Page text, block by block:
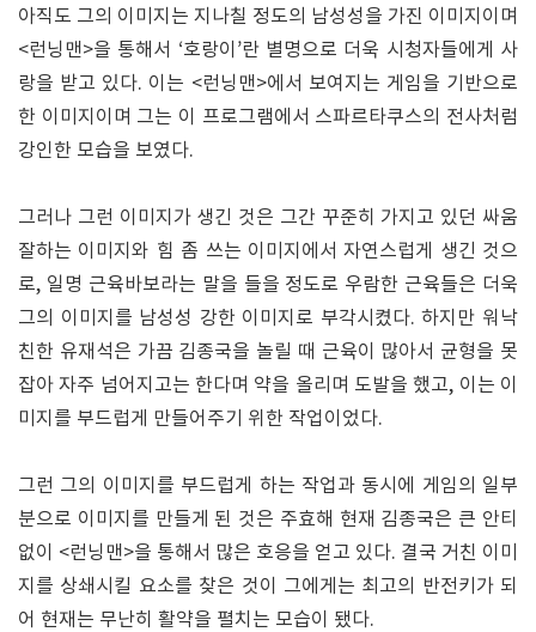
아직도 그의 이미지는 지나칠 정도의 남성성을 가진 이미지이며
<런닝맨>을 통해서 ‘호랑이’란 별명으로 더욱 시청자들에게 사
랑을 받고 있다. 이는 <런닝맨>에서 보여지는 게임을 기반으로
한 이미지이며 그는 이 프로그램에서 스파르타쿠스의 전사처럼
강인한 모습을 보였다.
그러나 그런 이미지가 생긴 것은 그간 꾸준히 가지고 있던 싸움
잘하는 이미지와 힘 좀 쓰는 이미지에서 자연스럽게 생긴 것으
로, 일명 근육바보라는 말을 들을 정도로 우람한 근육들은 더욱
그의 이미지를 남성성 강한 이미지로 부각시켰다. 하지만 워낙
친한 유재석은 가끔 김종국을 놀릴 때 근육이 많아서 균형을 못
잡아 자주 넘어지고는 한다며 약을 올리며 도발을 했고, 이는 이
미지를 부드럽게 만들어주기 위한 작업이었다.
그런 그의 이미지를 부드럽게 하는 작업과 동시에 게임의 일부
분으로 이미지를 만들게 된 것은 주효해 현재 김종국은 큰 안티
없이 <런닝맨>을 통해서 많은 호응을 얻고 있다. 결국 거친 이미
지를 상쇄시킬 요소를 찾은 것이 그에게는 최고의 반전키가 되
어 현재는 무난히 활약을 펼치는 모습이 됐다.